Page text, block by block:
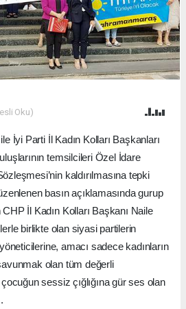
Oku)
İyi Parti İl Kadın Kolları Başkanları
temsilcileri Özel İdare
kaldırılmasına tepki
basın açıklamasında gurup
İl Kadın Kolları Başkanı Naile
birlikte olan siyasi partilerin
amacı sadece kadınların
olan tüm değerli
çocuğun sessiz çığlığına gür ses olan